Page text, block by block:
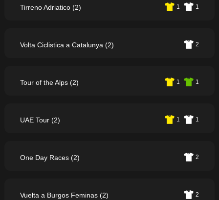
Tirreno Adriatico (2) 1 1
Volta Ciclistica a Catalunya (2) 2
Tour of the Alps (2) 1 1
UAE Tour (2) 1 1
One Day Races (2) 2
Vuelta a Burgos Feminas (2) 2